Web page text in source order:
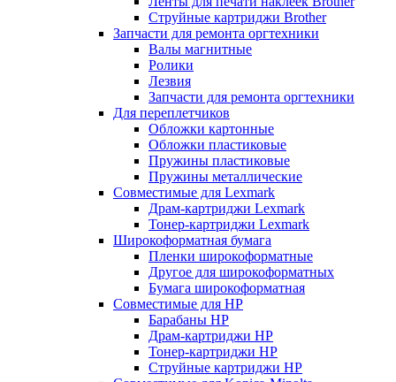
Струйные картриджи Brother
Запчасти для ремонта оргтехники
Валы магнитные
Ролики
Лезвия
Запчасти для ремонта оргтехники
Для переплетчиков
Обложки картонные
Обложки пластиковые
Пружины пластиковые
Пружины металлические
Совместимые для Lexmark
Драм-картриджи Lexmark
Тонер-картриджи Lexmark
Широкоформатная бумага
Пленки широкоформатные
Другое для широкоформатных
Бумага широкоформатная
Совместимые для HP
Барабаны HP
Драм-картриджи HP
Тонер-картриджи HP
Струйные картриджи HP